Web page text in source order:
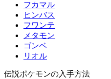
フカマル
ヒンバス
フワンテ
メタモン
ゴンベ
リオル
伝説ポケモンの入手方法